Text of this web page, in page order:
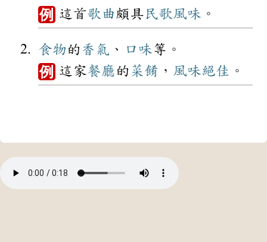
例 這首歌曲 頗具 民歌 風味 。
食物的 香氣 、 口味等。
例 這家餐廳 的 菜餚 ， 風味絕佳 。